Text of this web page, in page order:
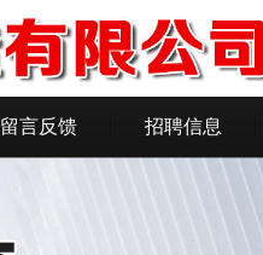
留言反馈 招聘信息